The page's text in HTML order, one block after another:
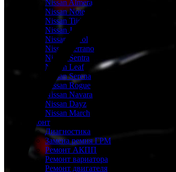
Nissan Almera
Nissan Note
Nissan Tiida
Nissan Juke
Nissan Patrol
Nissan Terrano
Nissan Sentra
Nissan Leaf
Nissan Serena
Nissan Rogue
Nissan Navara
Nissan Dayz
Nissan March
Ремонт
Диагностика
Замена ремня ГРМ
Ремонт АКПП
Ремонт вариатора
Ремонт двигателя